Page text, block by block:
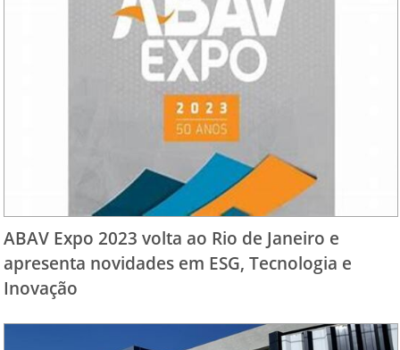
ABAV Expo 2023 volta ao Rio de Janeiro e
apresenta novidades em ESG, Tecnologia e
Inovação